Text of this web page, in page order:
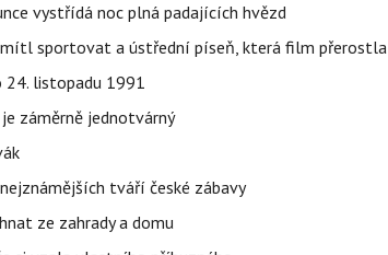
vystřídá noc plná padajících hvězd
sportovat a ústřední píseň, která film přerostla
24. listopadu 1991
záměrně jednotvárný
tváří české zábavy
ze zahrady a domu